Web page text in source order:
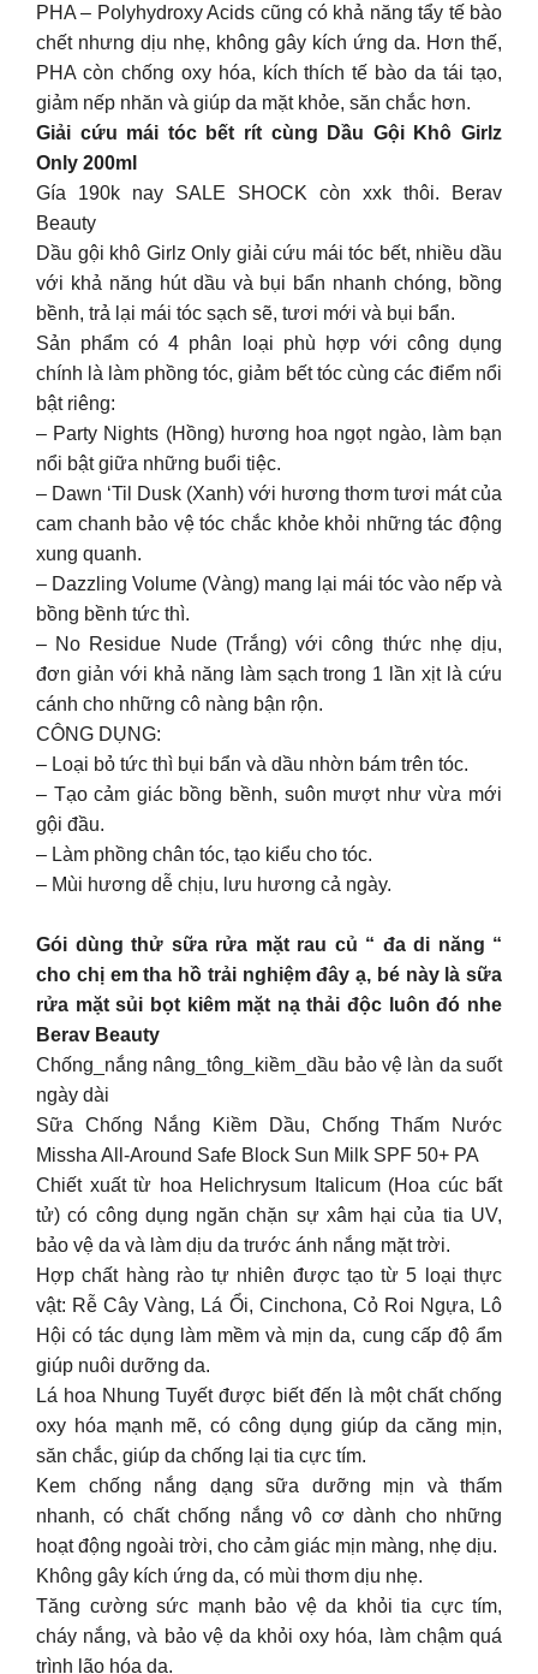
PHA – Polyhydroxy Acids cũng có khả năng tẩy tế bào
chết nhưng dịu nhẹ, không gây kích ứng da. Hơn thế,
PHA còn chống oxy hóa, kích thích tế bào da tái tạo,
giảm nếp nhăn và giúp da mặt khỏe, săn chắc hơn.
Giải cứu mái tóc bết rít cùng Dầu Gội Khô Girlz
Only 200ml
Gía 190k nay SALE SHOCK còn xxk thôi. Berav
Beauty
Dầu gội khô Girlz Only giải cứu mái tóc bết, nhiều dầu
với khả năng hút dầu và bụi bẩn nhanh chóng, bồng
bềnh, trả lại mái tóc sạch sẽ, tươi mới và bụi bẩn.
Sản phẩm có 4 phân loại phù hợp với công dụng
chính là làm phồng tóc, giảm bết tóc cùng các điểm nổi
bật riêng:
– Party Nights (Hồng) hương hoa ngọt ngào, làm bạn
nổi bật giữa những buổi tiệc.
– Dawn ‘Til Dusk (Xanh) với hương thơm tươi mát của
cam chanh bảo vệ tóc chắc khỏe khỏi những tác động
xung quanh.
– Dazzling Volume (Vàng) mang lại mái tóc vào nếp và
bồng bềnh tức thì.
– No Residue Nude (Trắng) với công thức nhẹ dịu,
đơn giản với khả năng làm sạch trong 1 lần xịt là cứu
cánh cho những cô nàng bận rộn.
CÔNG DỤNG:
– Loại bỏ tức thì bụi bẩn và dầu nhờn bám trên tóc.
– Tạo cảm giác bồng bềnh, suôn mượt như vừa mới
gội đầu.
– Làm phồng chân tóc, tạo kiểu cho tóc.
– Mùi hương dễ chịu, lưu hương cả ngày.
Gói dùng thử sữa rửa mặt rau củ “ đa di năng “
cho chị em tha hồ trải nghiệm đây ạ, bé này là sữa
rửa mặt sủi bọt kiêm mặt nạ thải độc luôn đó nhe
Berav Beauty
Chống_nắng nâng_tông_kiềm_dầu bảo vệ làn da suốt
ngày dài
Sữa Chống Nắng Kiềm Dầu, Chống Thấm Nước
Missha All-Around Safe Block Sun Milk SPF 50+ PA
Chiết xuất từ hoa Helichrysum Italicum (Hoa cúc bất
tử) có công dụng ngăn chặn sự xâm hại của tia UV,
bảo vệ da và làm dịu da trước ánh nắng mặt trời.
Hợp chất hàng rào tự nhiên được tạo từ 5 loại thực
vật: Rễ Cây Vàng, Lá Ổi, Cinchona, Cỏ Roi Ngựa, Lô
Hội có tác dụng làm mềm và mịn da, cung cấp độ ẩm
giúp nuôi dưỡng da.
Lá hoa Nhung Tuyết được biết đến là một chất chống
oxy hóa mạnh mẽ, có công dụng giúp da căng mịn,
săn chắc, giúp da chống lại tia cực tím.
Kem chống nắng dạng sữa dưỡng mịn và thấm
nhanh, có chất chống nắng vô cơ dành cho những
hoạt động ngoài trời, cho cảm giác mịn màng, nhẹ dịu.
Không gây kích ứng da, có mùi thơm dịu nhẹ.
Tăng cường sức mạnh bảo vệ da khỏi tia cực tím,
cháy nắng, và bảo vệ da khỏi oxy hóa, làm chậm quá
trình lão hóa da.